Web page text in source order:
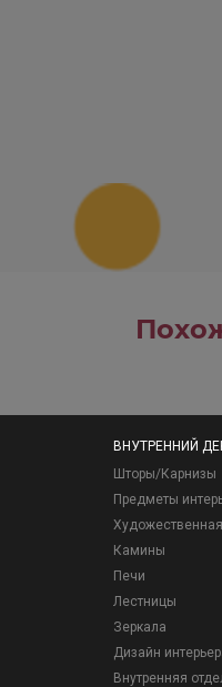
ВНУТРЕННИЙ
Шторы/Карнизы
Предметы
Камины
Печи
Лестницы
Зеркала
Дизайн
Внутренняя